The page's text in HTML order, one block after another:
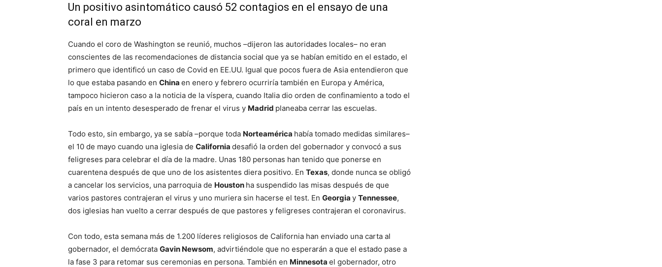
Un positivo asintomático causó 52 contagios en el ensayo de una
coral en marzo
Cuando el coro de Washington se reunió, muchos –dijeron las autoridades locales– no eran
conscientes de las recomendaciones de distancia social que ya se habían emitido en el estado, el
primero que identificó un caso de Covid en EE.UU. Igual que pocos fuera de Asia entendieron que
lo que estaba pasando en China en enero y febrero ocurriría también en Europa y América,
tampoco hicieron caso a la noticia de la víspera, cuando Italia dio orden de confinamiento a todo el
país en un intento desesperado de frenar el virus y Madrid planeaba cerrar las escuelas.
Todo esto, sin embargo, ya se sabía –porque toda Norteamérica había tomado medidas similares–
el 10 de mayo cuando una iglesia de California desafió la orden del gobernador y convocó a sus
feligreses para celebrar el día de la madre. Unas 180 personas han tenido que ponerse en
cuarentena después de que uno de los asistentes diera positivo. En Texas, donde nunca se obligó
a cancelar los servicios, una parroquia de Houston ha suspendido las misas después de que
varios pastores contrajeran el virus y uno muriera sin hacerse el test. En Georgia y Tennessee,
dos iglesias han vuelto a cerrar después de que pastores y feligreses contrajeran el coronavirus.
Con todo, esta semana más de 1.200 líderes religiosos de California han enviado una carta al
gobernador, el demócrata Gavin Newsom, advirtiéndole que no esperarán a que el estado pase a
la fase 3 para retomar sus ceremonias en persona. También en Minnesota el gobernador, otro